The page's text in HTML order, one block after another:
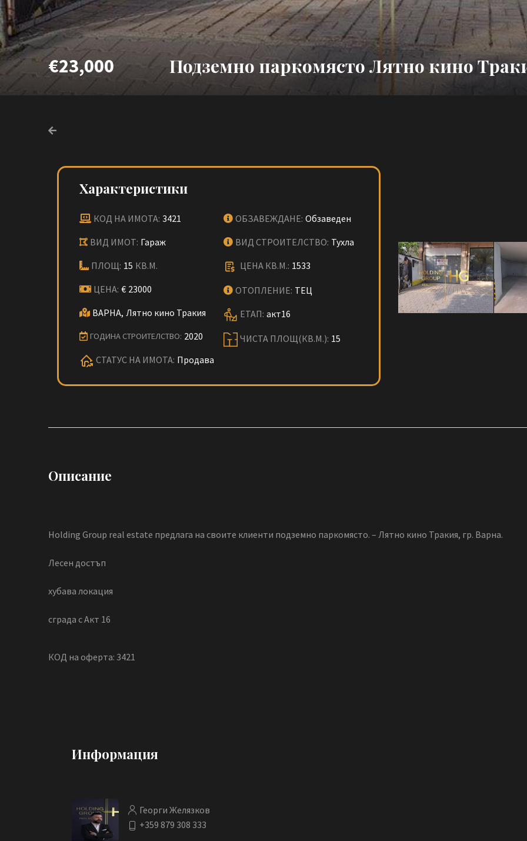
€23,000 Подземно паркомясто Лятно кино
Характеристики
КОД НА ИМОТА: 3421
ВИД ИМОТ: Гараж
ПЛОЩ: 15 КВ.М.
ЦЕНА: € 23000
ВАРНА, Лятно кино Тракия
ГОДИНА СТРОИТЕЛСТВО: 2020
СТАТУС НА ИМОТА: Продава
ОБЗАВЕЖДАНЕ: Обзаведен
ВИД СТРОИТЕЛСТВО: Тухла
ЦЕНА КВ.М.: 1533
ОТОПЛЕНИЕ: ТЕЦ
ЕТАП: акт16
ЧИСТА ПЛОЩ(КВ.М.): 15
Описание
Holding Group real estate предлага на своите клиенти подземно паркомясто. – Лятно кино Тракия, гр. Варна.
Лесен достъп
хубава локация
сграда с Акт 16
КОД на оферта: 3421
Информация
Георги Желязков
+359 879 308 333